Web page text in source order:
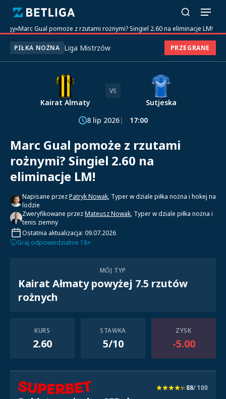
Typy»Marc Gual pomoże z rzutami rożnymi? Singiel 2.60 na eliminacje LM!
PIŁKA NOŻNA Liga Mistrzów PRZEGRANE
Kairat Almaty
VS
Sutjeska
8 lip 2026
17:00
Marc Gual pomoże z rzutami
rożnymi? Singiel 2.60 na
eliminacje LM!
Napisane przezPatryk Nowak, Typer w dziale piłka nożna i hokej na
lodzie
Zweryfikowane przezMateusz Nowak, Typer w dziale piłka nożna i
tenis ziemny
Ostatnia aktualizacja: 09.07.2026
Graj odpowiedzialnie 18+
MÓJ TYP
Kairat Ałmaty powyżej 7.5 rzutów
rożnych
KURS
2.60
STAWKA
5/10
ZYSK
-5.00
88/ 100